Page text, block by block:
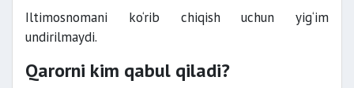
Iltimosnomani ko‘rib chiqish uchun yig‘im
undirilmaydi.
Qarorni kim qabul qiladi?